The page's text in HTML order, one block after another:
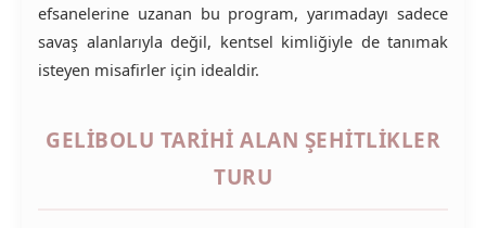
efsanelerine uzanan bu program, yarımadayı sadece
savaş alanlarıyla değil, kentsel kimliğiyle de tanımak
isteyen misafirler için idealdir.
GELIBOLU TARIHI ALAN ŞEHITLIKLER
TURU